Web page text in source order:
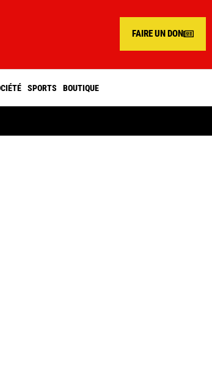
FAIRE UN DON
SPORTS BOUTIQUE
SENEGAL :